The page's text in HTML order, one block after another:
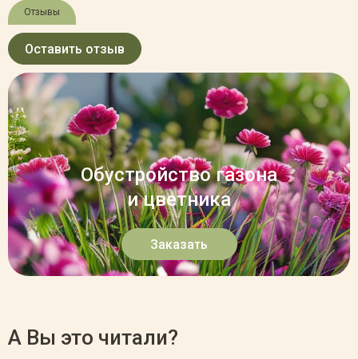
Отзывы
Оставить отзыв
Обустройство газона
и цветника
Заказать
А Вы это читали?